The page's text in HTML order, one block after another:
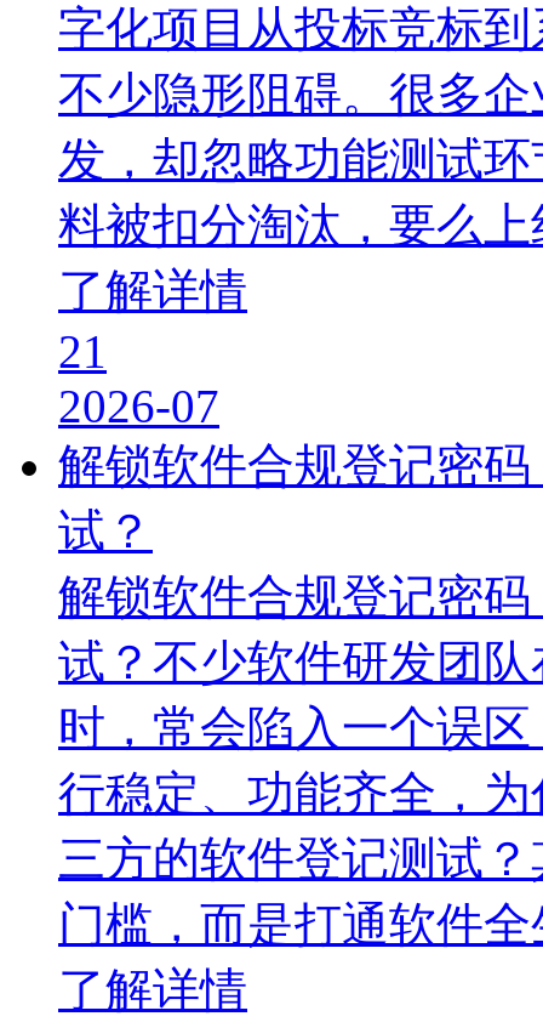
字化项目从投标竞标
不少隐形阻碍。很多
发，却忽略功能测试
料被扣分淘汰，要么
了解详情
21
2026-07
解锁软件合规登记密
试？
解锁软件合规登记密
试？不少软件研发团
时，常会陷入一个误
行稳定、功能齐全，
三方的软件登记测试
门槛，而是打通软件
了解详情